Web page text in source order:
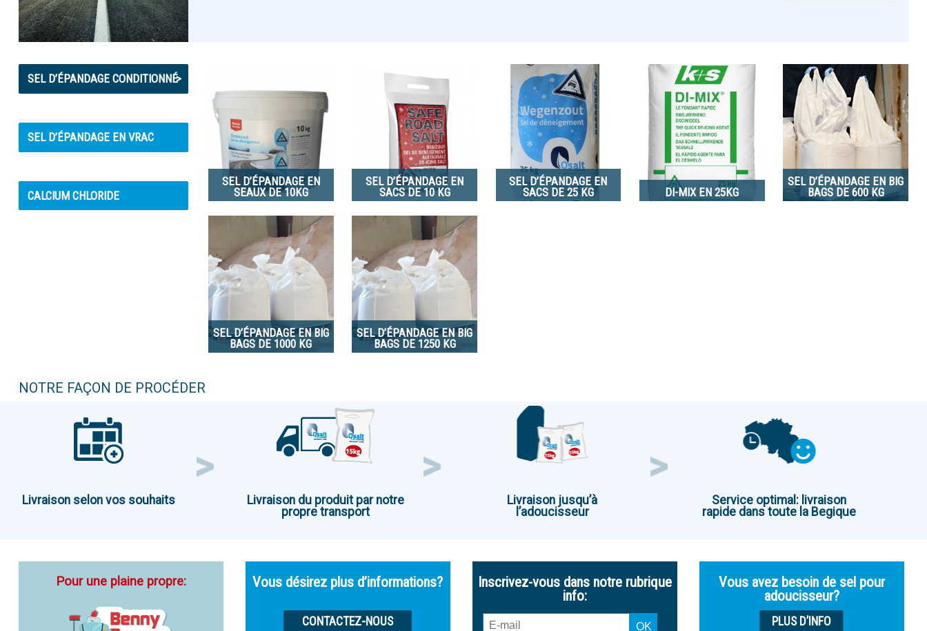
SEL D’ÉPANDAGE CONDITIONNÉ>
SEL D’ÉPANDAGE EN VRAC
CALCIUM CHLORIDE
SEL D’ÉPANDAGE EN
SEAUX DE 10KG
SEL D’ÉPANDAGE EN
SACS DE 10 KG
SEL D’ÉPANDAGE EN
SACS DE 25 KG
DI-MIX EN 25KG
SEL D’ÉPANDAGE EN BIG
BAGS DE 600 KG
SEL D’ÉPANDAGE EN BIG
BAGS DE 1000 KG
SEL D’ÉPANDAGE EN BIG
BAGS DE 1250 KG
NOTRE FAÇON DE PROCÉDER
Livraison selon vos souhaits
Livraison du produit par notre
propre transport
Livraison jusqu’à
l’adoucisseur
Service optimal: livraison
rapide dans toute la Begique
Pour une plaine propre: Vous désirez plus d’informations?
CONTACTEZ-NOUS
Inscrivez-vous dans notre rubrique
info:
Vous avez besoin de sel pour
adoucisseur?
PLUS D’INFO